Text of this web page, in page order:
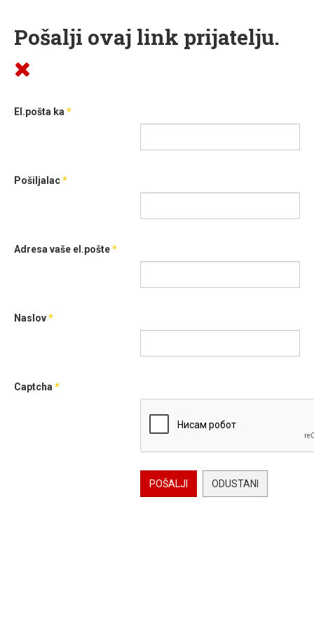
Pošalji ovaj link prijatelju.
El.pošta ka *
Pošiljalac*
Adresa vaše el.pošte*
Naslov*
Captcha *
POŠALJI ODUSTANI